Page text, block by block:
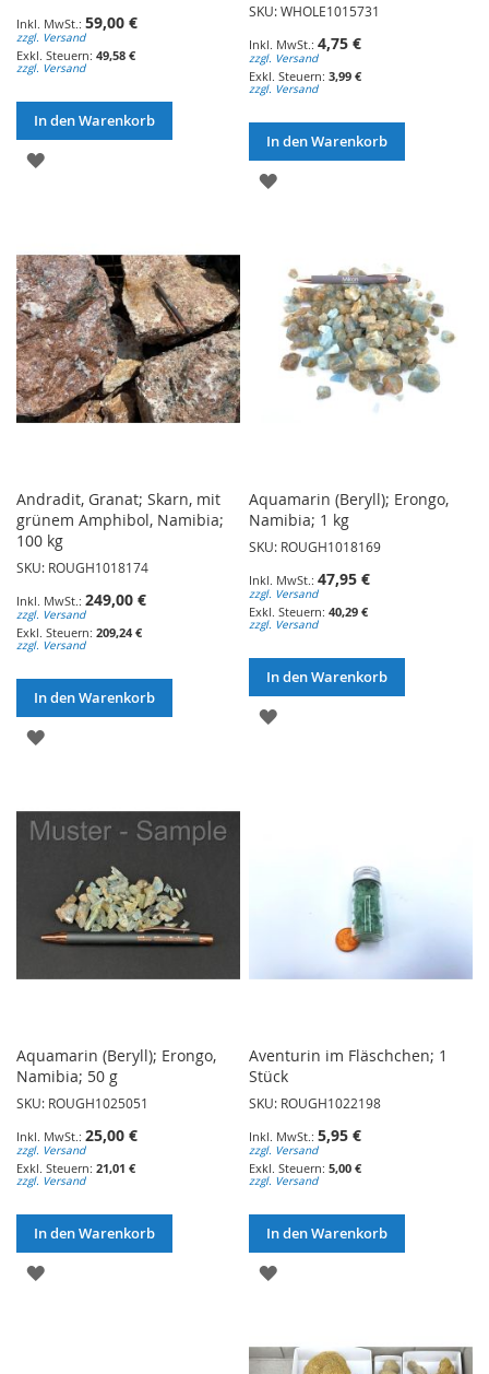
59,00 €
zzgl. Versand
49,58 €
zzgl. Versand
In den Warenkorb
ZUR
SKU: WHOLE1015731
4,75 €
zzgl. Versand
3,99 €
zzgl. Versand
In den Warenkorb
ZUR
Andradit, Granat; Skarn, mit
grünem Amphibol, Namibia;
100 kg
SKU: ROUGH1018174
249,00 €
zzgl. Versand
209,24 €
zzgl. Versand
In den Warenkorb
ZUR
HINZUFÜGEN
Aquamarin (Beryll); Erongo,
Namibia; 1 kg
SKU: ROUGH1018169
47,95 €
zzgl. Versand
40,29 €
zzgl. Versand
In den Warenkorb
ZUR
Aquamarin (Beryll); Erongo,
Namibia; 50 g
SKU: ROUGH1025051
25,00 €
zzgl. Versand
21,01 €
zzgl. Versand
In den Warenkorb
ZUR
Aventurin im Fläschchen; 1
Stück
SKU: ROUGH1022198
5,95 €
zzgl. Versand
5,00 €
zzgl. Versand
In den Warenkorb
ZUR
HINZUFÜGEN